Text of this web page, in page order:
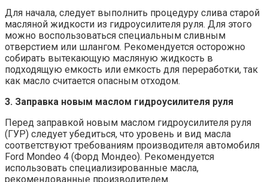
Для начала, следует выполнить процедуру слива старой
масляной жидкости из гидроусилителя руля. Для этого
можно воспользоваться специальным сливным
отверстием или шлангом. Рекомендуется осторожно
собирать вытекающую масляную жидкость в
подходящую емкость или емкость для переработки, так
как масло считается опасным отходом.
3. Заправка новым маслом гидроусилителя руля
Перед заправкой новым маслом гидроусилителя руля
(ГУР) следует убедиться, что уровень и вид масла
соответствуют требованиям производителя автомобиля
Ford Mondeo 4 (Форд Мондео). Рекомендуется
использовать специализированные масла,
рекомендованные производителем.